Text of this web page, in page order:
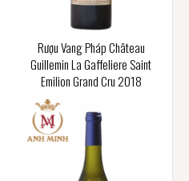
Rượu Vang Pháp Château
Guillemin La Gaffeliere Saint
Emilion Grand Cru 2018